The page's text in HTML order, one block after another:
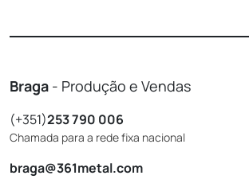
Braga - Produção e Vendas
(+351)253 790 006
Chamada para a rede fixa nacional
braga@361metal.com